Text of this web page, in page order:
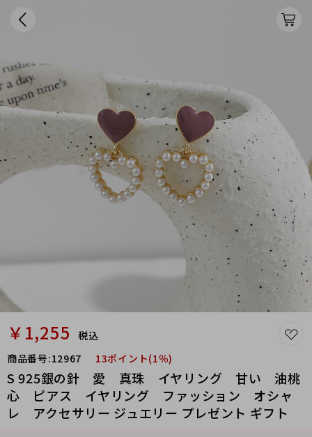
￥1,255
税込
商品番号:12967 13ポイント(1％)
S 925銀の針 愛 真珠 イヤリング 甘い 油桃
心 ピアス イヤリング ファッション オシャ
レ アクセサリー ジュエリー プレゼント ギフト